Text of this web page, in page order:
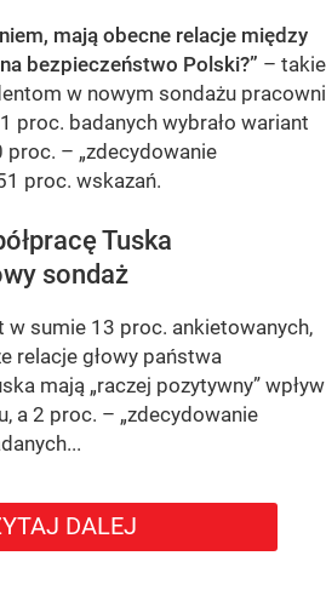
mają obecne relacje między
bezpieczeństwo Polski?” – takie
w nowym sondażu pracowni
proc. badanych wybrało wariant
proc. – „zdecydowanie
proc. wskazań.
Tuska
sondaż
w sumie 13 proc. ankietowanych,
relacje głowy państwa
mają „raczej pozytywny” wpływ
a 2 proc. – „zdecydowanie
DALEJ